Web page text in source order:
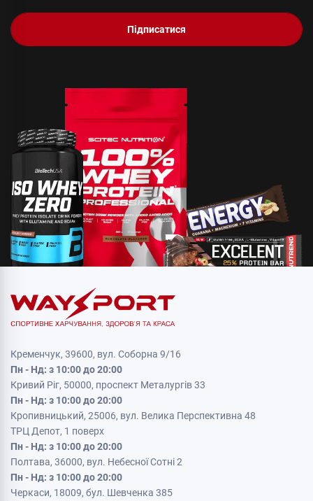
Підписатися
Кременчук, 39600, вул. Соборна 9/16
Пн - Нд: з 10:00 до 20:00
Кривий Ріг, 50000, проспект Металургів 33
Пн - Нд: з 10:00 до 20:00
Кропивницький, 25006, вул. Велика Перспективна 48
ТРЦ Депот, 1 поверх
Пн - Нд: з 10:00 до 20:00
Полтава, 36000, вул. Небесної Сотні 2
Пн - Нд: з 10:00 до 20:00
Черкаси, 18009, бул. Шевченка 385